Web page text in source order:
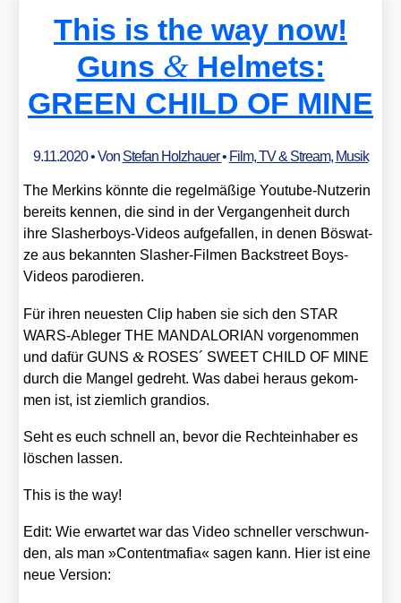
This is the way now!
Guns &Helmets:
GREEN CHILD OF MINE
9.11.2020• Von Stefan Holzhauer• Film, TV & Stream, Musik
The Mer­kins könn­te die regel­mä­ßi­ge You­tube-Nut­ze­rin
bereits ken­nen, die sind in der Ver­gan­gen­heit durch
ihre Slas­her­boys-Vide­os auf­ge­fal­len, in denen Bös­wat­
ze aus bekann­ten Slas­her-Fil­men Back­street Boys-
Vide­os par­odie­ren.
Für ihren neu­es­ten Clip haben sie sich den STAR
WARS-Able­ger THE MANDALORIAN vor­ge­nom­men
und dafür GUNS& ROSES´ SWEET CHILD OF MINE
durch die Man­gel gedreht. Was dabei her­aus gekom­
men ist, ist ziem­lich gran­di­os.
Seht es euch schnell an, bevor die Rech­te­inha­ber es
löschen las­sen.
This is the way!
Edit: Wie erwar­tet war das Video schnel­ler ver­schwun­
den, als man »Con­tent­ma­fia« sagen kann. Hier ist eine
neue Ver­si­on: